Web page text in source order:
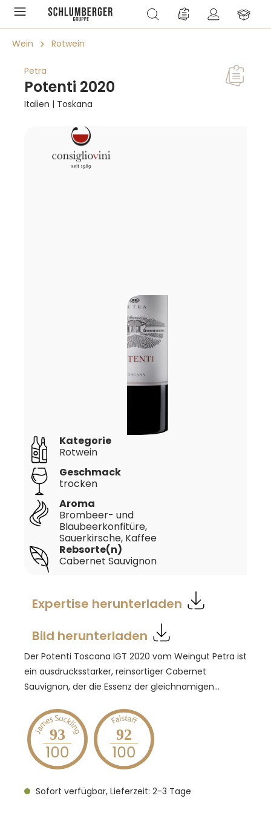
springen Du hast 0 Produkte
Wein Rotwein
Petra
Potenti 2020
Italien | Toskana
Bildergalerie überspringen
Aroma
Brombeer- und
Blaubeerkonfitüre,
Sauerkirsche, Kaffee
Geschmack
trocken
Kategorie
Rotwein
Rebsorte(n)
Cabernet Sauvignon
Expertise herunterladen
Bild herunterladen
Der Potenti Toscana IGT 2020 vom Weingut Petra ist
ein ausdrucksstarker, reinsortiger Cabernet
Sauvignon, der die Essenz der gleichnamigen
auf lehmig-sandigen und leicht kalkhaltigen Böden
gedeihen, bringen einen Wein hervor, der sowohl
kraftvoll als auch komplex ist. Im Glas präsentiert er
sich in einem konzentrierten Rubinrot. Das
Brombeer- und Blaubeerkonfitüre bis hin zu
93 92
Sofort verfügbar, Lieferzeit: 2-3 Tage